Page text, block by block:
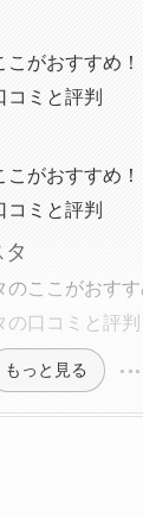
こがおすすめ！
コミと評判
こがおすすめ！
コミと評判
タ
のここがおすす
の口コミと評判
もっと見る